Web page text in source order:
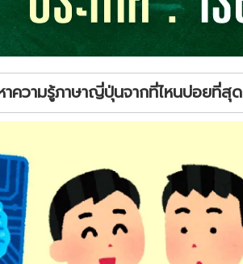
ความรู้ภาษาญี่ปุ่นจากที่ไหนบ่อยที่สุด